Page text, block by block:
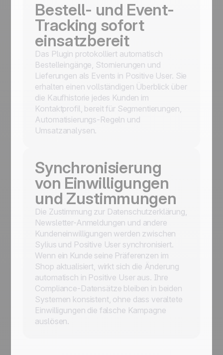
Bestell- und Event-
Tracking sofort
einsatzbereit
Das Plugin protokolliert automatisch
Bestelleingänge, Stornierungen und
Lieferungen als Events in Positive User. Sie
erhalten einen vollständigen Überblick über
die Kaufhistorie jedes Kunden im
Kontaktprofil, bereit für Segmentierungen,
Automatisierungs-Regeln und
Umsatzanalysen.
Synchronisierung
von Einwilligungen
und Zustimmungen
Die Zustimmung zur Datenschutzerklärung,
Newsletter-Anmeldungen und andere
Kundeneinwilligungen werden zwischen
Sylius und Positive User synchronisiert.
Wenn ein Kunde seine Präferenzen im
Shop aktualisiert, wirkt sich die Änderung
automatisch in Positive User aus. Ihre
Compliance-Datensätze bleiben in beiden
Systemen konsistent, ohne dass veraltete
Einwilligungen die falsche Kampagne
auslösen.